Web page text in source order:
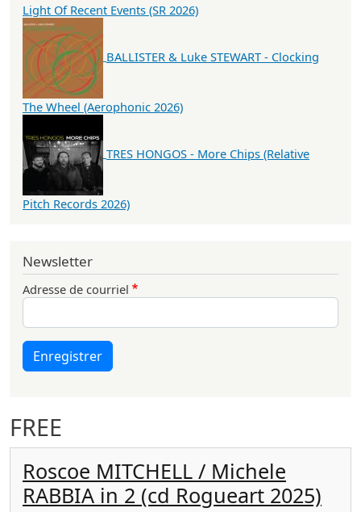
FREE
Roscoe MITCHELL / Michele
RABBIA in 2 (cd Rogueart 2025)
Light Of Recent Events (SR 2026)
BALLISTER & Luke STEWART - Clocking
The Wheel (Aerophonic 2026)
TRES HONGOS - More Chips (Relative
Pitch Records 2026)
Newsletter
Adresse de courriel
Enregistrer